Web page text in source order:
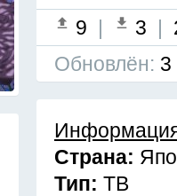
9 | 3 |
Обновлён: 3
Страна:
Тип: ТВ